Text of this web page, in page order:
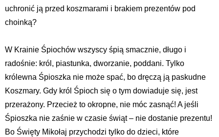
uchronić ją przed koszmarami i brakiem prezentów pod
choinką?
W Krainie Śpiochów wszyscy śpią smacznie, długo i
radośnie: król, piastunka, dworzanie, poddani. Tylko
królewna Śpioszka nie może spać, bo dręczą ją paskudne
Koszmary. Gdy król Śpioch się o tym dowiaduje się, jest
przerażony. Przecież to okropne, nie móc zasnąć! A jeśli
Śpioszka nie zaśnie w czasie świąt – nie dostanie prezentu!
Bo Święty Mikołaj przychodzi tylko do dzieci, które